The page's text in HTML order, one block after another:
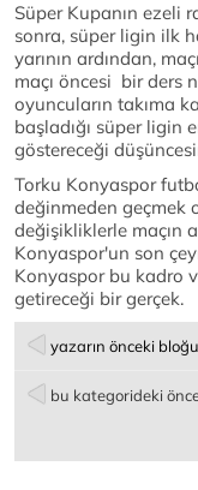
Süper Kupanın ezeli
sonra, süper ligin ilk
yarının ardından,
maçı öncesi bir ders
oyuncuların takıma
başladığı süper ligin
göstereceği
Torku Konyaspor
değinmeden geçmek
değişikliklerle maçın
Konyaspor'un son
Konyaspor bu kadro
getireceği bir gerçek.
yazarın önceki bloğu
bu kategorideki